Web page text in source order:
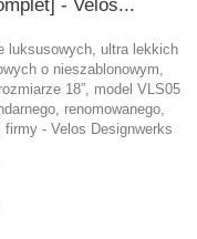
- Velos...
luksusowych, ultra lekkich
o nieszablonowym,
18”, model VLS05
renomowanego,
- Velos Designwerks